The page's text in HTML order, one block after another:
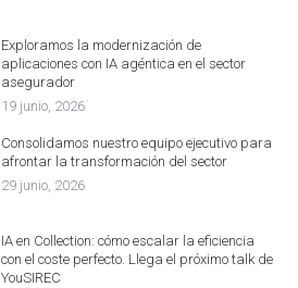
Exploramos la modernización de
aplicaciones con IA agéntica en el sector
asegurador
19 junio, 2026
Consolidamos nuestro equipo ejecutivo para
afrontar la transformación del sector
29 junio, 2026
IA en Collection: cómo escalar la eficiencia
con el coste perfecto. Llega el próximo talk de
YouSIREC